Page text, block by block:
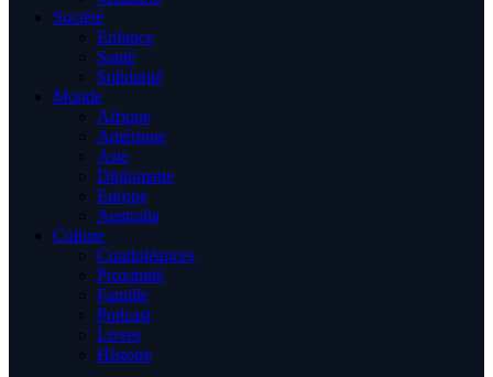
Société
Enfance
Santé
Solidarité
Monde
Afrique
Amérique
Asie
Diplomatie
Europe
Australia
Culture
Condoléances
Proximité
Famille
Podcast
Livres
Histoire